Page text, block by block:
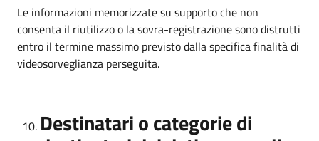
Le informazioni memorizzate su supporto che non
consenta il riutilizzo o la sovra-registrazione sono distrutti
entro il termine massimo previsto dalla specifica finalità di
videosorveglianza perseguita.
Destinatari o categorie di